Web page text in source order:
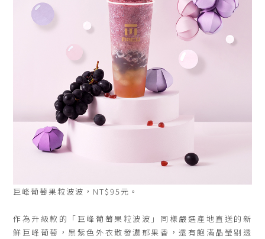
巨峰葡萄果粒波波，NT$95元。
作為升級款的「巨峰葡萄果粒波波」同樣嚴選產地直送的新
鮮巨峰葡萄，黑紫色外衣散發濃郁果香，還有飽滿晶瑩剔透